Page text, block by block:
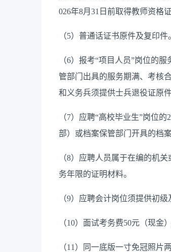
026年8月31日前取得教师资格
（5）普通话证书原件及复印件
（6）报考“项目人员”岗位的
管部门出具的服务期满、考核
和义务兵须提供士兵退役证原
（7）应聘“高校毕业生”岗位的
部）或档案保管部门开具的档
（8）应聘人员属于在编的机
务年限的证明材料。
（9）应聘会计岗位须提供初级
（10）面试考务费50元 （现金）
（11 ） 同一底版一寸免冠照片两